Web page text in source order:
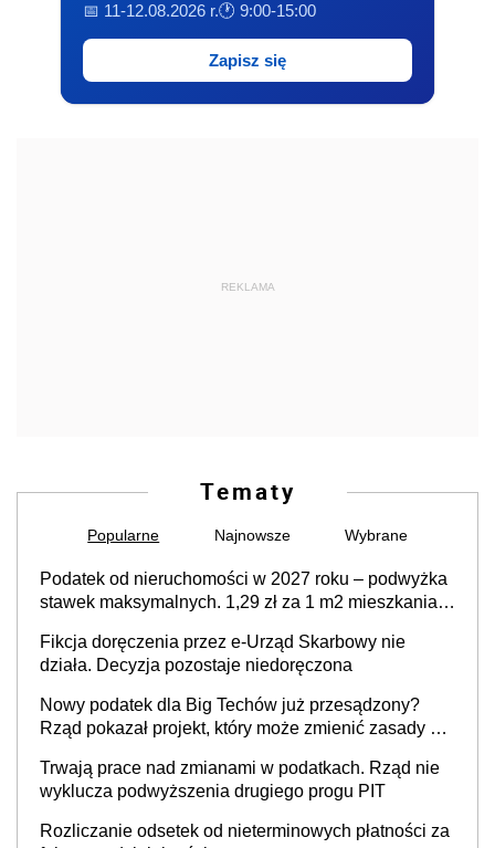
📅 11-12.08.2026 r.🕐 9:00-15:00
Zapisz się
REKLAMA
Tematy
Popularne Najnowsze Wybrane
Podatek od nieruchomości w 2027 roku – podwyżka
stawek maksymalnych. 1,29 zł za 1 m2 mieszkania,
prowadzeniem działalności gospodarczej
Fikcja doręczenia przez e-Urząd Skarbowy nie
działa. Decyzja pozostaje niedoręczona
Nowy podatek dla Big Techów już przesądzony?
Rząd pokazał projekt, który może zmienić zasady gry
Trwają prace nad zmianami w podatkach. Rząd nie
wyklucza podwyższenia drugiego progu PIT
Rozliczanie odsetek od nieterminowych płatności za